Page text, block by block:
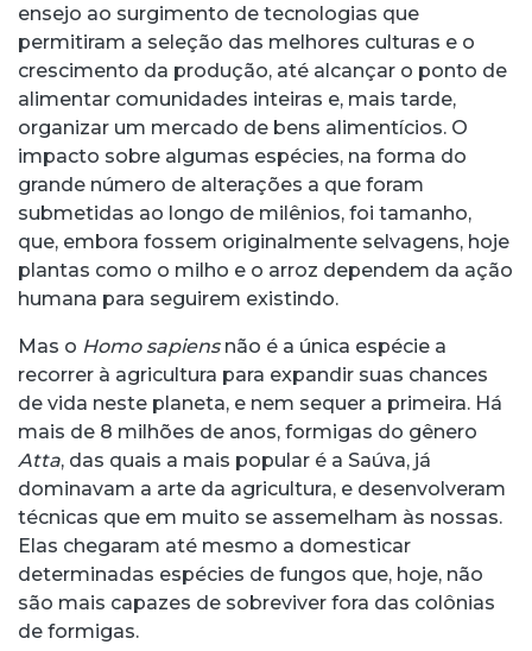
ensejo ao surgimento de tecnologias que
permitiram a seleção das melhores culturas e o
crescimento da produção, até alcançar o ponto de
alimentar comunidades inteiras e, mais tarde,
organizar um mercado de bens alimentícios. O
impacto sobre algumas espécies, na forma do
grande número de alterações a que foram
submetidas ao longo de milênios, foi tamanho,
que, embora fossem originalmente selvagens, hoje
plantas como o milho e o arroz dependem da ação
humana para seguirem existindo.
Mas o Homo sapiensnão é a única espécie a
recorrer à agricultura para expandir suas chances
de vida neste planeta, e nem sequer a primeira. Há
mais de 8 milhões de anos, formigas do gênero
Atta, das quais a mais popular é a Saúva, já
dominavam a arte da agricultura, e desenvolveram
técnicas que em muito se assemelham às nossas.
Elas chegaram até mesmo a domesticar
determinadas espécies de fungos que, hoje, não
são mais capazes de sobreviver fora das colônias
de formigas.